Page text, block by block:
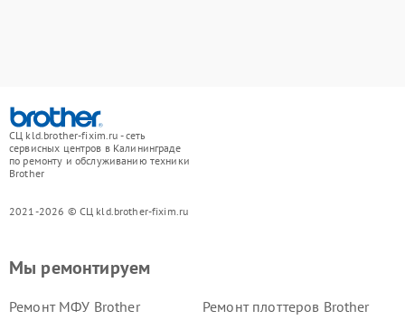
СЦ kld.brother-fixim.ru - сеть
сервисных центров в Калининграде
по ремонту и обслуживанию техники
Brother
2021-2026 © СЦ kld.brother-fixim.ru
Мы ремонтируем
Ремонт МФУ Brother
Ремонт плоттеров Brother